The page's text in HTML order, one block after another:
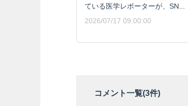
ている医学レポーターが、SN...
2026/07/17 09:00:00
コメント一覧(3件)